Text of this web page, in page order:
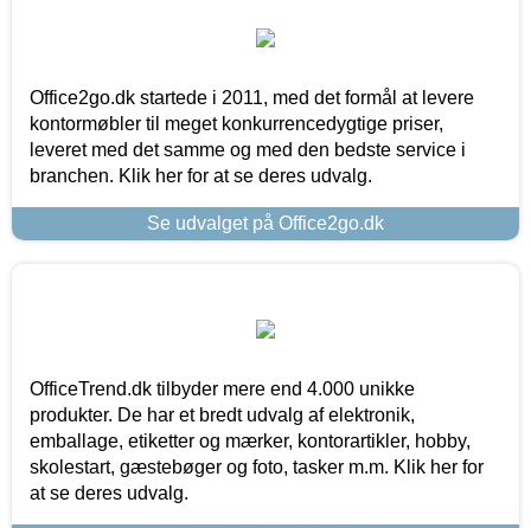
Office2go.dk startede i 2011, med det formål at levere
kontormøbler til meget konkurrencedygtige priser,
leveret med det samme og med den bedste service i
branchen. Klik her for at se deres udvalg.
Se udvalget på Office2go.dk
OfficeTrend.dk tilbyder mere end 4.000 unikke
produkter. De har et bredt udvalg af elektronik,
emballage, etiketter og mærker, kontorartikler, hobby,
skolestart, gæstebøger og foto, tasker m.m. Klik her for
at se deres udvalg.